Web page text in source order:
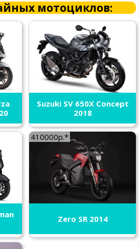
мотоциклов:
Suzuki SV 650X Concept
2018
410000р.*
Zero SR 2014